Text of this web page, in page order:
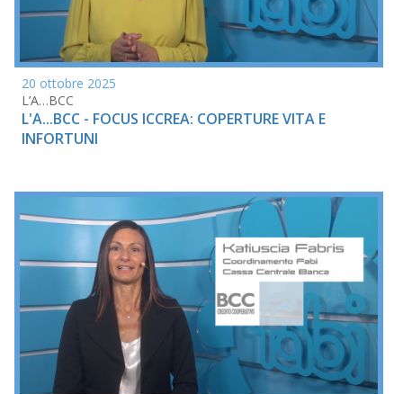
20 ottobre 2025
L’A…BCC
L'A...BCC - FOCUS ICCREA: COPERTURE VITA E
INFORTUNI